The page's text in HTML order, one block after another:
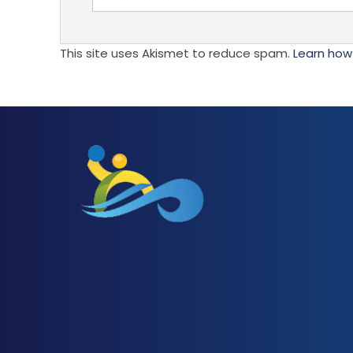
This site uses Akismet to reduce spam. Learn